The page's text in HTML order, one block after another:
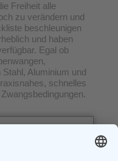
Freiheit alle
zu verändern und
beschleunigen
und haben
Egal ob
Aluminium und
schnelles